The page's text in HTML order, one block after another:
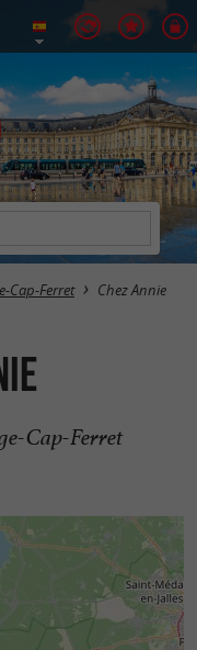
Cap-Ferret Chez Annie
Cap-Ferret